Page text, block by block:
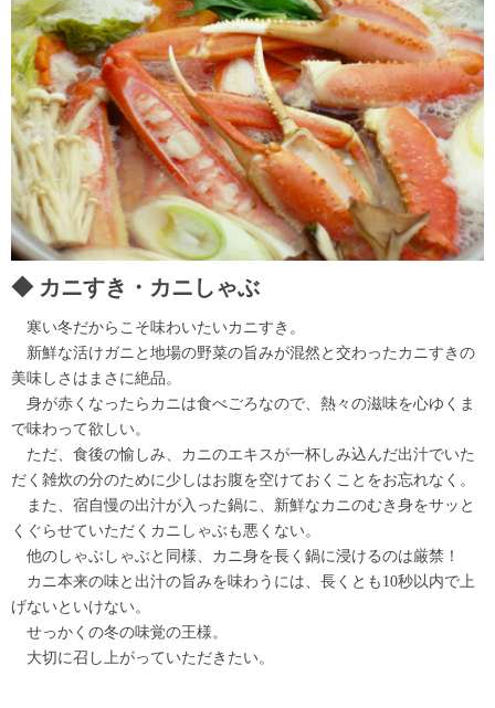
カニすき・カニしゃぶ
寒い冬だからこそ味わいたいカニすき。
新鮮な活けガニと地場の野菜の旨みが混然と交わったカニすきの
美味しさはまさに絶品。
身が赤くなったらカニは食べごろなので、熱々の滋味を心ゆくま
で味わって欲しい。
ただ、食後の愉しみ、カニのエキスが一杯しみ込んだ出汁でいた
だく雑炊の分のために少しはお腹を空けておくことをお忘れなく。
また、宿自慢の出汁が入った鍋に、新鮮なカニのむき身をサッと
くぐらせていただくカニしゃぶも悪くない。
他のしゃぶしゃぶと同様、カニ身を長く鍋に浸けるのは厳禁！
カニ本来の味と出汁の旨みを味わうには、長くとも10秒以内で上
げないといけない。
せっかくの冬の味覚の王様。
大切に召し上がっていただきたい。